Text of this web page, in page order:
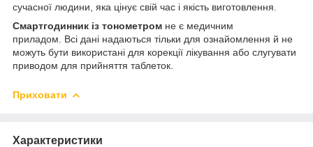
сучасної людини, яка цінує свій час і якість виготовлення.
Смартгодинник із тонометром не є медичним
приладом. Всі дані надаються тільки для ознайомлення й не
можуть бути використані для корекції лікування або слугувати
приводом для прийняття таблеток.
Приховати
Характеристики